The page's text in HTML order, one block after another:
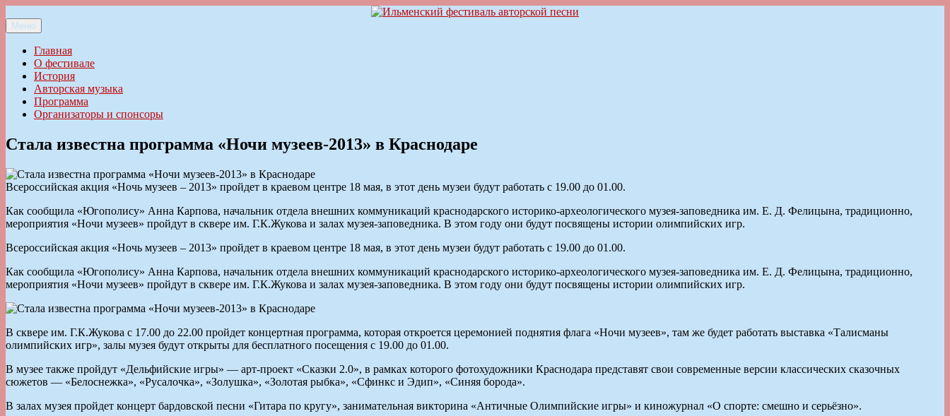
к
содержимому
Ильменский фестиваль авторской песни
Меню
Главная
О фестивале
История
Авторская музыка
Программа
Организаторы и спонсоры
Стала известна программа «Ночи музеев-2013» в Краснодаре
Всероссийская акция «Ночь музеев – 2013» пройдет в краевом центре 18 мая, в этот день музеи будут работать с 19.00 до 01.00.
Как сообщила «Югополису» Анна Карпова, начальник отдела внешних коммуникаций краснодарского историко-археологического музея-заповедника им. Е. Д. Фелицына, традиционно,
мероприятия «Ночи музеев» пройдут в сквере им. Г.К.Жукова и залах музея-заповедника. В этом году они будут посвящены истории олимпийских игр.
Всероссийская акция «Ночь музеев – 2013» пройдет в краевом центре 18 мая, в этот день музеи будут работать с 19.00 до 01.00.
Как сообщила «Югополису» Анна Карпова, начальник отдела внешних коммуникаций краснодарского историко-археологического музея-заповедника им. Е. Д. Фелицына, традиционно,
мероприятия «Ночи музеев» пройдут в сквере им. Г.К.Жукова и залах музея-заповедника. В этом году они будут посвящены истории олимпийских игр.
В сквере им. Г.К.Жукова с 17.00 до 22.00 пройдет концертная программа, которая откроется церемонией поднятия флага «Ночи музеев», там же будет работать выставка «Талисманы
олимпийских игр», залы музея будут открыты для бесплатного посещения с 19.00 до 01.00.
В музее также пройдут «Дельфийские игры» — арт-проект «Сказки 2.0», в рамках которого фотохудожники Краснодара представят свои современные версии классических сказочных
сюжетов — «Белоснежка», «Русалочка», «Золушка», «Золотая рыбка», «Сфинкс и Эдип», «Синяя борода».
В залах музея пройдет концерт бардовской песни «Гитара по кругу», занимательная викторина «Античные Олимпийские игры» и киножурнал «О спорте: смешно и серьёзно».